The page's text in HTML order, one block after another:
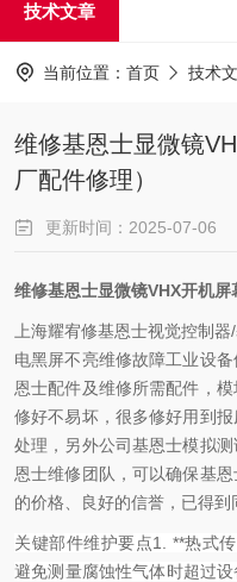
技术文章
当前位置： 首页 技术
维修基恩士显微镜
厂配件修理）
更新时间：2025-07-06
维修基恩士显微镜VHX开机屏
上海耀宥修基恩士视觉控制
电黑屏不亮维修故障工业设
恩士配件及维修所需配件，
修好不易坏，很多修好用到
处理，另外公司基恩士模拟
恩士维修团队，可以确保基
的价格、良好的信誉，已得
关键部件维护要点1. **热式
避免测量腐蚀性气体时超过